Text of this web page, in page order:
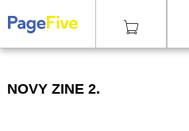
|Časopisy| Novy Zine 2.
NOVY ZINE 2.